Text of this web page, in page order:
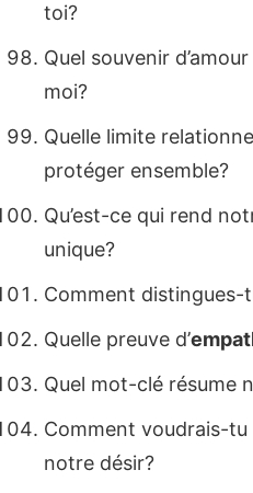
toi?
Quel souvenir
moi?
Quelle limite
protéger ensemble?
Qu’est-ce qui rend
unique?
Comment distingues-
Quelle preuve d’
Quel mot-clé résume
Comment voudrais-tu
notre désir?